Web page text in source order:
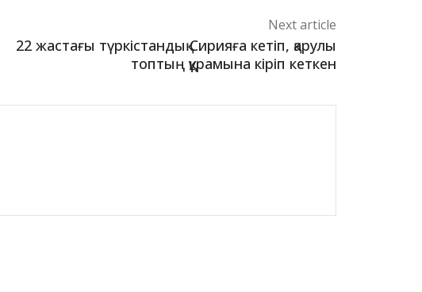
Next article
22 жастағы түркістандық Сирияға кетіп, қарулы
топтың құрамына кіріп кеткен